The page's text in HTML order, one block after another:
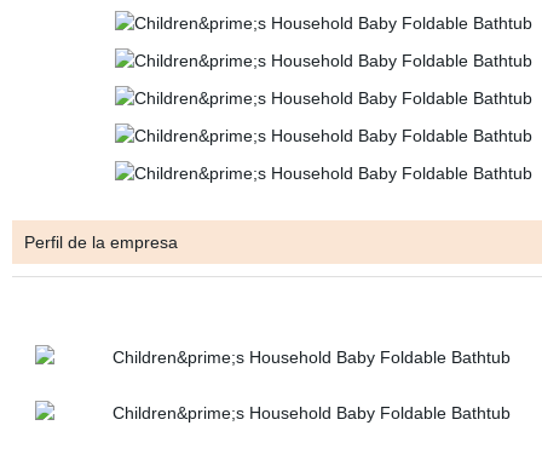
Perfil de la empresa